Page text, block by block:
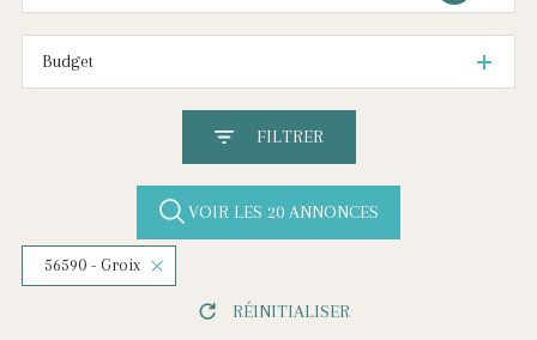
Budget
FILTRER
VOIR LES 20 ANNONCES
56590 - Groix
RÉINITIALISER